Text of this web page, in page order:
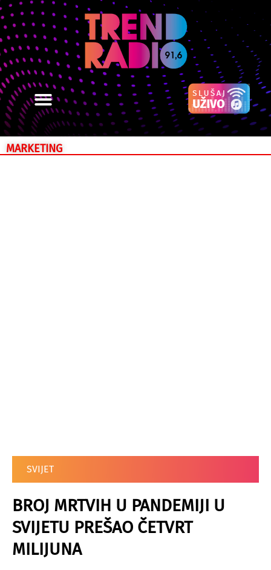
MARKETING
SVIJET
BROJ MRTVIH U PANDEMIJI U
SVIJETU PREŠAO ČETVRT
MILIJUNA